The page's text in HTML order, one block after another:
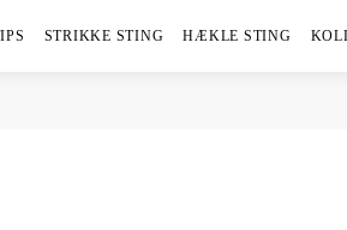
STRIKKE STING HÆKLE STING